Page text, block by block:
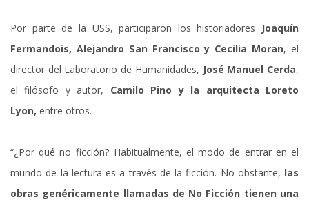
Por parte de la USS, participaron los historiadores
Joaquín
Fermandois, Alejandro San Francisco y Cecilia Moran, el
director del Laboratorio de Humanidades, José Manuel Cerda,
el filósofo y autor, Camilo Pino y la arquitecta Loreto
Lyon, entre otros.
“¿Por qué no ficción? Habitualmente, el modo de entrar en el
mundo de la lectura es a través de la ficción. No obstante, las
obras genéricamente llamadas de No Ficción tienen una